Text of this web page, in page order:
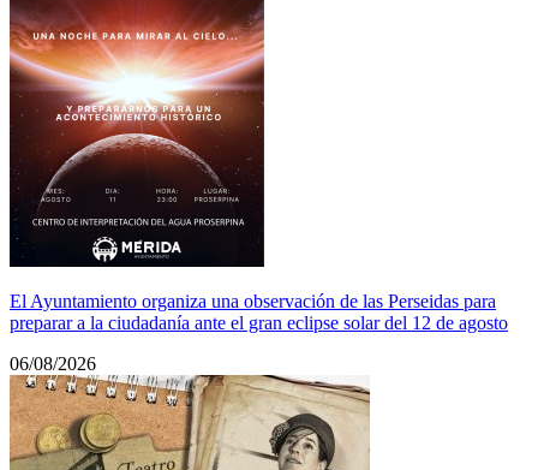
El Ayuntamiento organiza una observación de las Perseidas para
preparar a la ciudadanía ante el gran eclipse solar del 12 de agosto
06/08/2026